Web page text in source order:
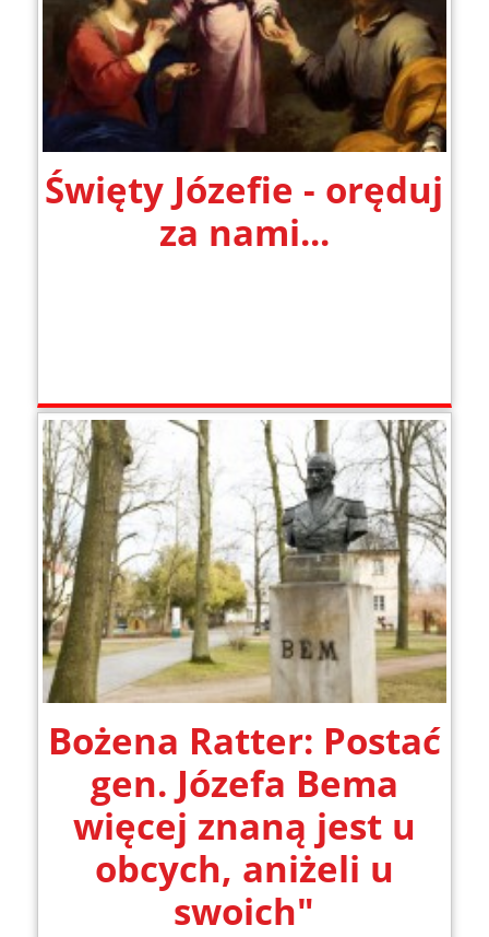
Święty Józefie - oręduj
za nami...
Bożena Ratter: Postać
gen. Józefa Bema
więcej znaną jest u
obcych, aniżeli u
swoich"